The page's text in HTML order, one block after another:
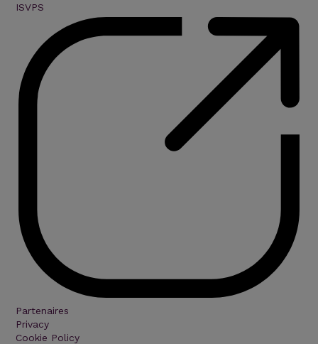
ISVPS
Partenaires
Privacy
Cookie Policy